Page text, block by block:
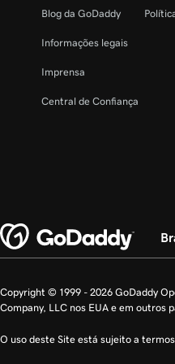
Onde está
E se eu notar
Blog da GoDaddy
Informações legais
Imprensa
Central de Confiança
Copyright © 1999 - 2026 GoDaddy
Company, LLC nos EUA e em outros
O uso deste Site está sujeito a